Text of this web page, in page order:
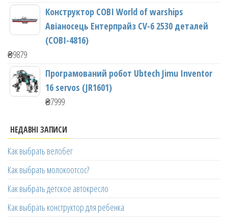
Конструктор COBI World of warships
Авіаносець Ентерпрайз CV-6 2530 деталей
(COBI-4816)
₴9879
Програмований робот Ubtech Jimu Inventor
16 servos (JR1601)
₴7999
НЕДАВНІ ЗАПИСИ
Как выбрать велобег
Как выбрать молокоотсос?
Как выбрать детское автокресло
Как выбрать конструктор для ребенка